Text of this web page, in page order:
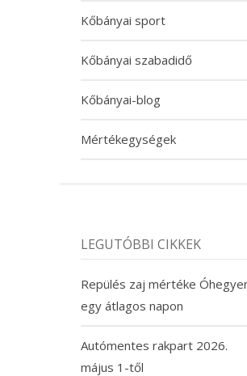
Kőbányai sport
Kőbányai szabadidő
Kőbányai-blog
Mértékegységek
LEGUTÓBBI CIKKEK
Repülés zaj mértéke
egy átlagos napon
Autómentes rakpart 2026.
május 1-től